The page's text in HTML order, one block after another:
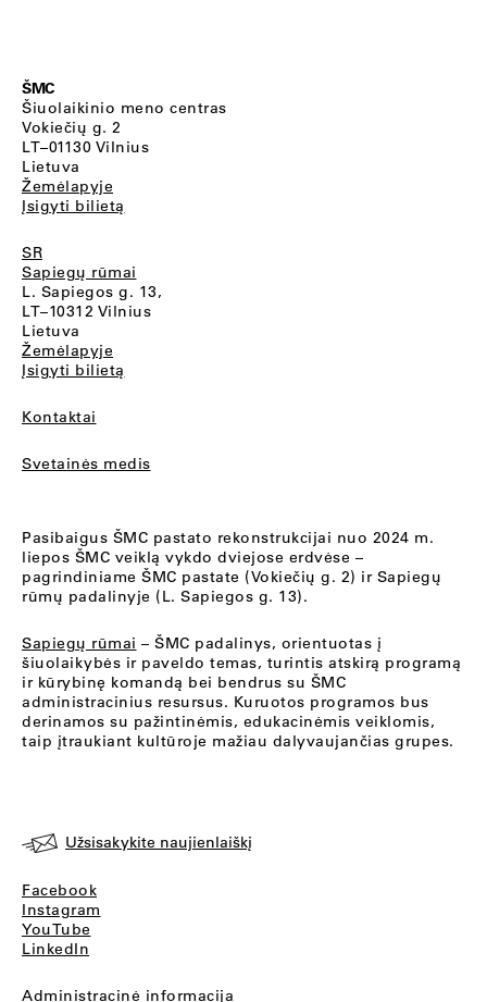
ŠMC
Šiuolaikinio meno centras
Vokiečių g. 2
LT–01130 Vilnius
Lietuva
Žemėlapyje
Įsigyti bilietą
SR
Sapiegų rūmai
L. Sapiegos g. 13,
LT–10312 Vilnius
Lietuva
Žemėlapyje
Įsigyti bilietą
Kontaktai
Svetainės medis
Pasibaigus ŠMC pastato rekonstrukcijai nuo 2024 m.
liepos ŠMC veiklą vykdo dviejose erdvėse –
pagrindiniame ŠMC pastate (Vokiečių g. 2) ir Sapiegų
rūmų padalinyje (L. Sapiegos g. 13).
Sapiegų rūmai – ŠMC padalinys, orientuotas į
šiuolaikybės ir paveldo temas, turintis atskirą programą
ir kūrybinę komandą bei bendrus su ŠMC
administracinius resursus. Kuruotos programos bus
derinamos su pažintinėmis, edukacinėmis veiklomis,
taip įtraukiant kultūroje mažiau dalyvaujančias grupes.
Užsisakykite naujienlaiškį
Facebook
Instagram
YouTube
LinkedIn
Administracinė informacija